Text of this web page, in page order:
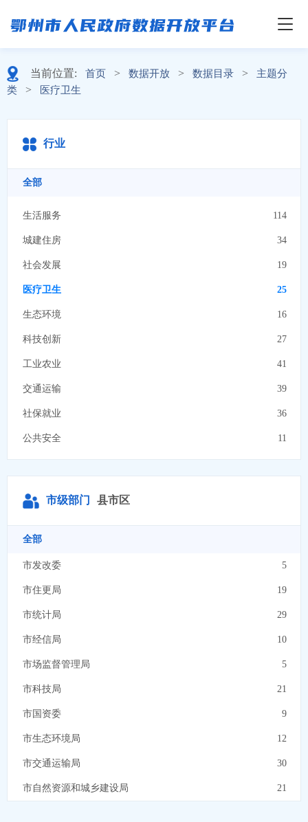
当前位置: 首页 > 数据开放 > 数据目录 >
主题分
类
> 医疗卫生
行业
全部
生活服务 114
城建住房 34
社会发展 19
医疗卫生 25
生态环境 16
科技创新 27
工业农业 41
交通运输 39
社保就业 36
公共安全 11
安全生产
市场监管 5
社会救助 14
法律服务 8
气象服务 14
地理空间 5
机构团体 13
市级部门 县市区
全部
市发改委 5
市住更局 19
市统计局 29
市经信局 10
市场监督管理局 5
市科技局 21
市国资委 9
市生态环境局 12
市交通运输局 30
市自然资源和城乡建设局 21